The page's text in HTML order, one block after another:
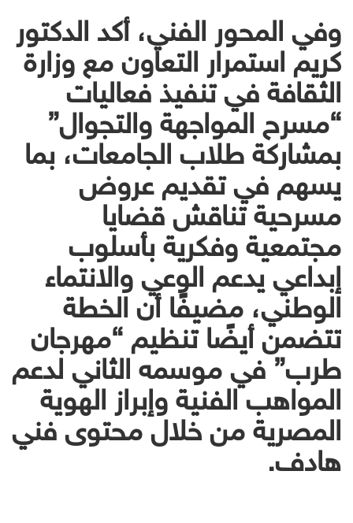
وفي المحور الفني، أكد الدكتور
كريم استمرار التعاون مع وزارة
الثقافة في تنفيذ فعاليات
“مسرح المواجهة والتجوال”
بمشاركة طلاب الجامعات، بما
يسهم في تقديم عروض
مسرحية تناقش قضايا
مجتمعية وفكرية بأسلوب
إبداعي يدعم الوعي والانتماء
الوطني، مضيفًا أن الخطة
تتضمن أيضًا تنظيم “مهرجان
طرب” في موسمه الثاني لدعم
المواهب الفنية وإبراز الهوية
المصرية من خلال محتوى فني
هادف.